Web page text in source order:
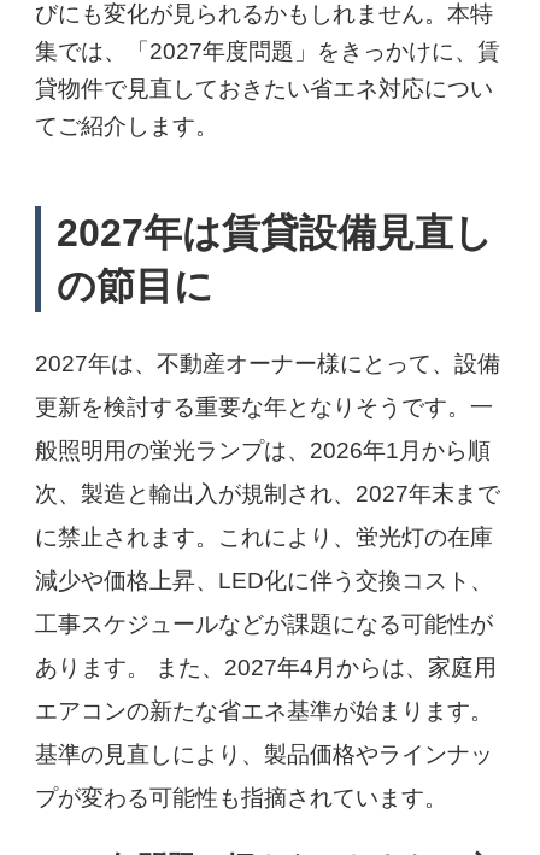
びにも変化が見られるかもしれません。本特
集では、「2027年度問題」をきっかけに、賃
貸物件で見直しておきたい省エネ対応につい
てご紹介します。
2027年は賃貸設備見直し
の節目に
2027年は、不動産オーナー様にとって、設備
更新を検討する重要な年となりそうです。一
般照明用の蛍光ランプは、2026年1月から順
次、製造と輸出入が規制され、2027年末まで
に禁止されます。これにより、蛍光灯の在庫
減少や価格上昇、LED化に伴う交換コスト、
工事スケジュールなどが課題になる可能性が
あります。 また、2027年4月からは、家庭用
エアコンの新たな省エネ基準が始まります。
基準の見直しにより、製品価格やラインナッ
プが変わる可能性も指摘されています。